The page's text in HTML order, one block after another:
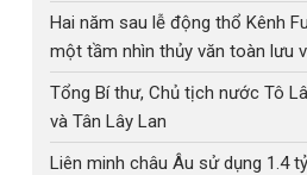
Hai năm sau lễ động thổ Kênh
một tầm nhìn thủy văn toàn lưu
Tổng Bí thư, Chủ tịch nước Tô
và Tân Lây Lan
Liên minh châu Âu sử dụng 1.4